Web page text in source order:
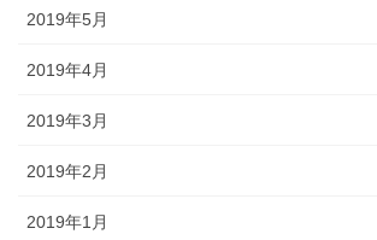
2019年5月
2019年4月
2019年3月
2019年2月
2019年1月